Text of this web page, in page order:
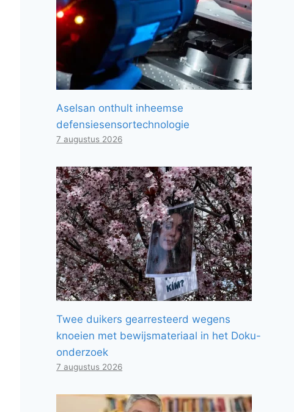
Aselsan onthult inheemse
defensiesensortechnologie
7 augustus 2026
Twee duikers gearresteerd wegens
knoeien met bewijsmateriaal in het Doku-
onderzoek
7 augustus 2026